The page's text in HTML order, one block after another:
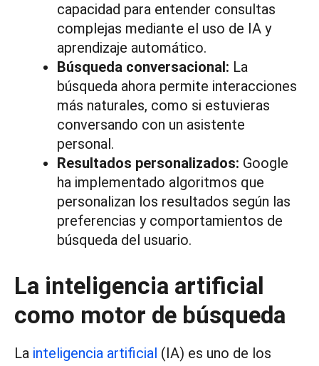
capacidad para entender consultas
complejas mediante el uso de IA y
aprendizaje automático.
Búsqueda conversacional: La
búsqueda ahora permite interacciones
más naturales, como si estuvieras
conversando con un asistente
personal.
Resultados personalizados: Google
ha implementado algoritmos que
personalizan los resultados según las
preferencias y comportamientos de
búsqueda del usuario.
La inteligencia artificial
como motor de búsqueda
La inteligencia artificial (IA) es uno de los